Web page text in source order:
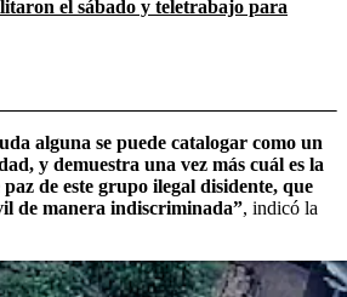
el sábado y teletrabajo para
alguna se puede catalogar como un
y demuestra una vez más cuál es la
de este grupo ilegal disidente, que
de manera indiscriminada”, indicó la